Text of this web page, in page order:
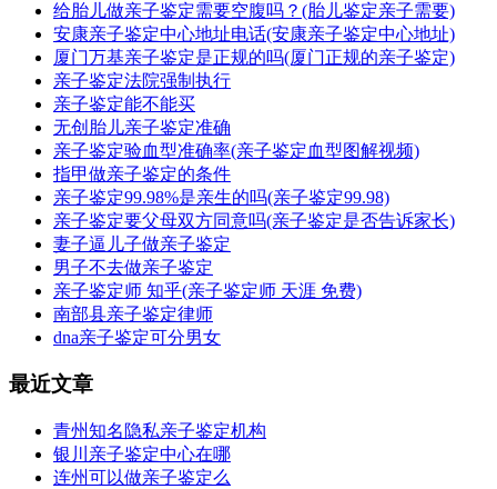
给胎儿做亲子鉴定需要空腹吗？(胎儿鉴定亲子需要)
安康亲子鉴定中心地址电话(安康亲子鉴定中心地址)
厦门万基亲子鉴定是正规的吗(厦门正规的亲子鉴定)
亲子鉴定法院强制执行
亲子鉴定能不能买
无创胎儿亲子鉴定准确
亲子鉴定验血型准确率(亲子鉴定血型图解视频)
指甲做亲子鉴定的条件
亲子鉴定99.98%是亲生的吗(亲子鉴定99.98)
亲子鉴定要父母双方同意吗(亲子鉴定是否告诉家长)
妻子逼儿子做亲子鉴定
男子不去做亲子鉴定
亲子鉴定师 知乎(亲子鉴定师 天涯 免费)
南部县亲子鉴定律师
dna亲子鉴定可分男女
最近文章
青州知名隐私亲子鉴定机构
银川亲子鉴定中心在哪
连州可以做亲子鉴定么